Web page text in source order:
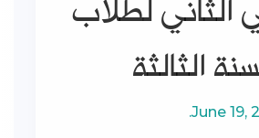
العملية في مخبر
للفصل
الثاني لطلاب
الثالثة
June 19,